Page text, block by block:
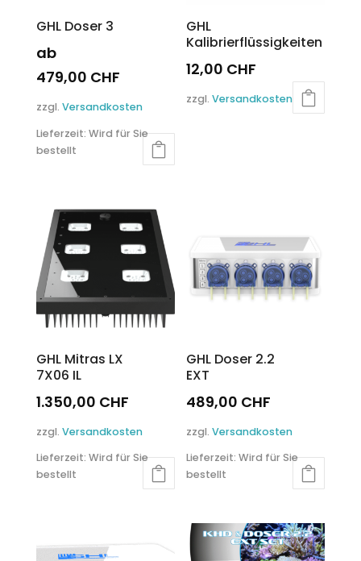
GHL Doser 3
ab
479,00 CHF
Produkt
weist
mehrere
Optionen
können
auf
der
Produktseite
gewählt
zzgl. Versandkosten
Lieferzeit: Wird für Sie
bestellt
GHL
Kalibrierflüssigkeiten
12,00 CHF
Produkt
können
auf
der
Produktseite
zzgl.Versandkosten
GHL Mitras LX
7X06 IL
1.350,00 CHF
Produkt
weist
mehrere
Optionen
zzgl. Versandkosten
Lieferzeit: Wird für Sie
bestellt
GHL Doser 2.2
EXT
489,00 CHF
Produkt
weist
mehrere
Die
Optionen
zzgl.Versandkosten
Lieferzeit:Wird für Sie
bestellt